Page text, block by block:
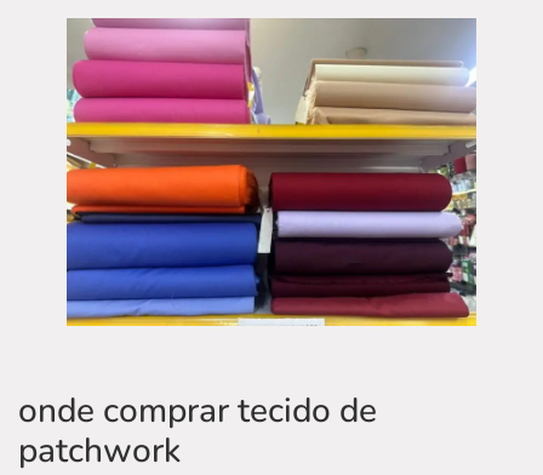
onde comprar tecido de
patchwork